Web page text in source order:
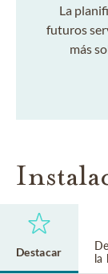
La
futuros
más
Destacar
la